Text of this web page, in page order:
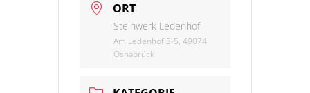
ORT
Steinwerk Ledenhof
Am Ledenhof 3-5, 49074
Osnabrück